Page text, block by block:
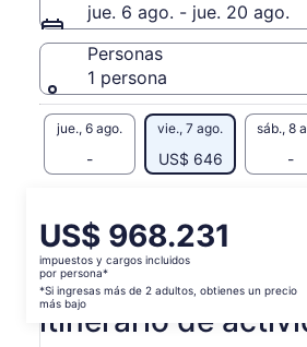
jue. 6 ago. - jue. 20 ago.
Personas
1 persona
jue., 6 ago.
-
vie., 7 ago.
US$ 646
sáb., 8
-
El
precio
es
de
US$ 968.231.
por
US$ 968.231
impuestos y cargos incluidos
por persona*
*Si ingresas más de 2 adultos, obtienes un precio
más bajo
Ver el texto original (inglés)
Enviar comentarios sobre esta
itinerario de